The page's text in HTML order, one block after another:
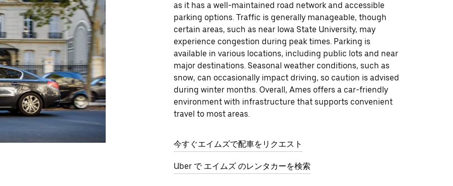
as it has a well-maintained road network and accessible
parking options. Traffic is generally manageable, though
certain areas, such as near Iowa State University, may
experience congestion during peak times. Parking is
available in various locations, including public lots and near
major destinations. Seasonal weather conditions, such as
snow, can occasionally impact driving, so caution is advised
during winter months. Overall, Ames offers a car-friendly
environment with infrastructure that supports convenient
travel to most areas.
今すぐエイムズで配車をリクエスト
Uber で エイムズ のレンタカーを検索